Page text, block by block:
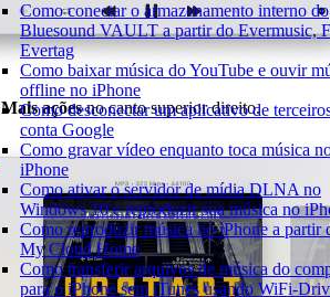
Como conectar o armazenamento interno do
Bluesound VAULT a partir do Evermusic,
Evertag
Como baixar música do YouTube e ouvir
offline no iPhone
Como desconectar um aplicativo de
conta Google
Como gravar vídeo enquanto toca música
iPhone
Como ativar o servidor de mídia DLNA no
Windows 10 e reproduzir sua música no
Como reproduzir música no iPhone a partir
My Cloud Home
Como transferir arquivos de música do
para o iPhone sem iTunes usando WiFi-
Mais açõesno canto superior direito.